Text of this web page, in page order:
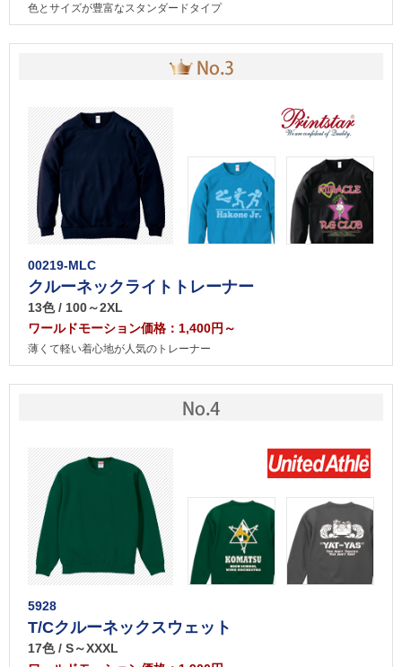
色とサイズが豊富なスタンダードタイプ
00219-MLC
クルーネックライトトレーナー
13色 / 100～2XL
ワールドモーション価格：1,400円～
薄くて軽い着心地が人気のトレーナー
5928
T/Cクルーネックスウェット
17色 / S～XXXL